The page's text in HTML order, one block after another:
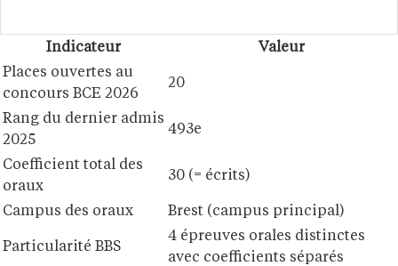
Indicateur
Valeur
Places ouvertes au
concours BCE 2026
20
Rang du dernier admis
2025
493e
Coefficient total des
oraux
30 (= écrits)
Campus des oraux Brest (campus principal)
Particularité BBS
4 épreuves orales distinctes
avec coefficients séparés